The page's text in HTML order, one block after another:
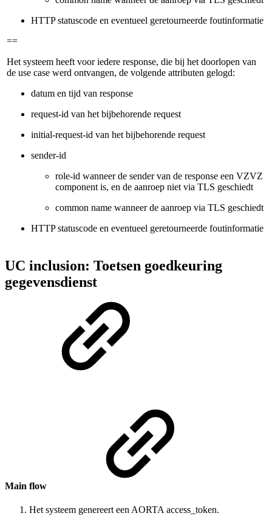
HTTP statuscode en eventueel geretourneerde foutinformatie
==
Het systeem heeft voor iedere response, die bij het doorlopen van
de use case werd ontvangen, de volgende attributen gelogd:
datum en tijd van response
request-id van het bijbehorende request
initial-request-id van het bijbehorende request
sender-id
role-id wanneer de sender van de response een VZVZ
component is, en de aanroep niet via TLS geschiedt
common name wanneer de aanroep via TLS geschiedt
HTTP statuscode en eventueel geretourneerde foutinformatie
UC inclusion: Toetsen goedkeuring
gegevensdienst
Main flow
Het systeem genereert een AORTA access_token.